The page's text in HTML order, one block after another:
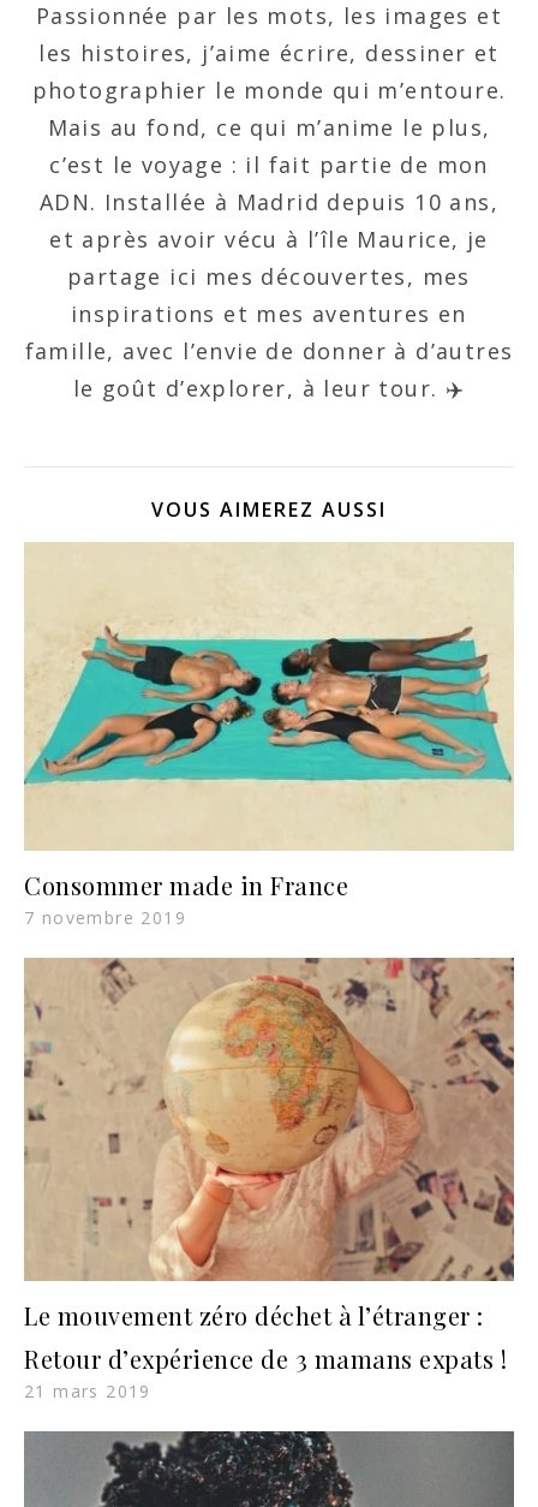
Passionnée par les mots, les images et
les histoires, j’aime écrire, dessiner et
photographier le monde qui m’entoure.
Mais au fond, ce qui m’anime le plus,
c’est le voyage : il fait partie de mon
ADN. Installée à Madrid depuis 10 ans,
et après avoir vécu à l’île Maurice, je
partage ici mes découvertes, mes
inspirations et mes aventures en
famille, avec l’envie de donner à d’autres
le goût d’explorer, à leur tour. ✈️
VOUS AIMEREZ AUSSI
Consommer made in France
7 novembre 2019
Le mouvement zéro déchet à l’étranger :
Retour d’expérience de 3 mamans expats !
21 mars 2019